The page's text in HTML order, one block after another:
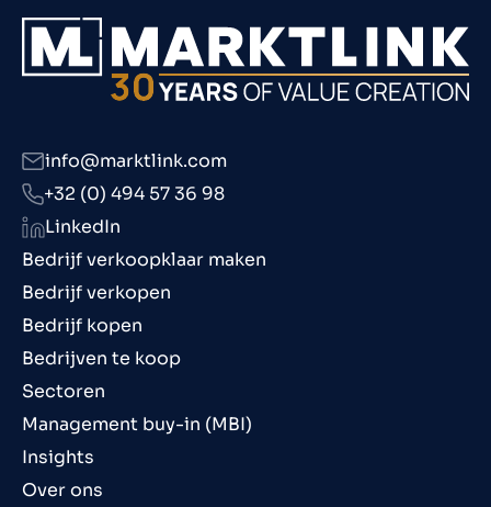
Bedrijf verkoopklaar maken
Bedrijf verkopen
Bedrijf kopen
Bedrijven te koop
Sectoren
Management buy-in (MBI)
Insights
Over ons
info@marktlink.com
+32 (0) 494 57 36 98
LinkedIn